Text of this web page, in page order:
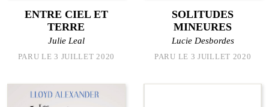
ENTRE CIEL ET
TERRE
Julie Leal
PARU LE 3 JUILLET 2020
SOLITUDES
MINEURES
Lucie Desbordes
PARU LE 3 JUILLET 2020